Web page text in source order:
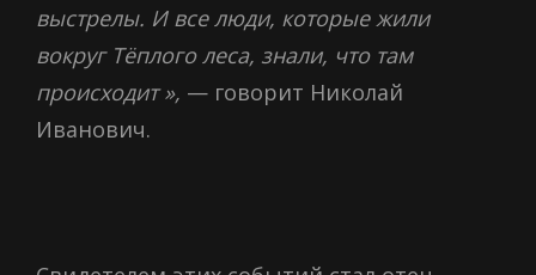
выстрелы. И все люди, которые жили
вокруг Тёплого леса, знали, что там
происходит », — говорит Николай
Иванович.